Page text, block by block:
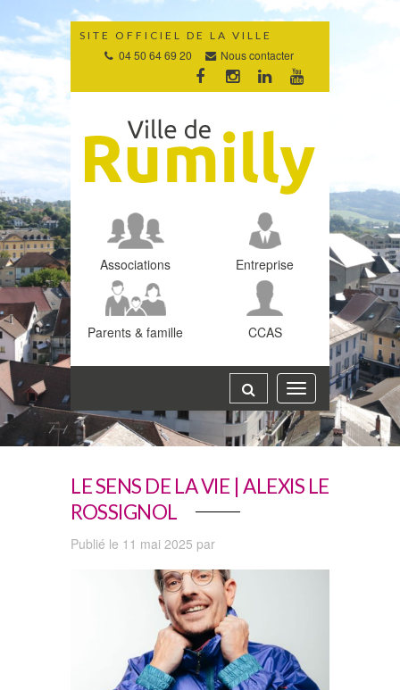
Gestion des traceurs
SITE OFFICIEL DE LA VILLE
04 50 64 69 20 Nous contacter
Lien
vers
compte
Facebook
Lien
vers
compte
Instagram
Lien
vers
compte
Linkedin
vers
Youtube
Associations Entreprise
Parents & famille CCAS
Toggle
navigation
LE SENS DE LA VIE | ALEXIS LE
ROSSIGNOL
Publié le 11 mai 2025 par